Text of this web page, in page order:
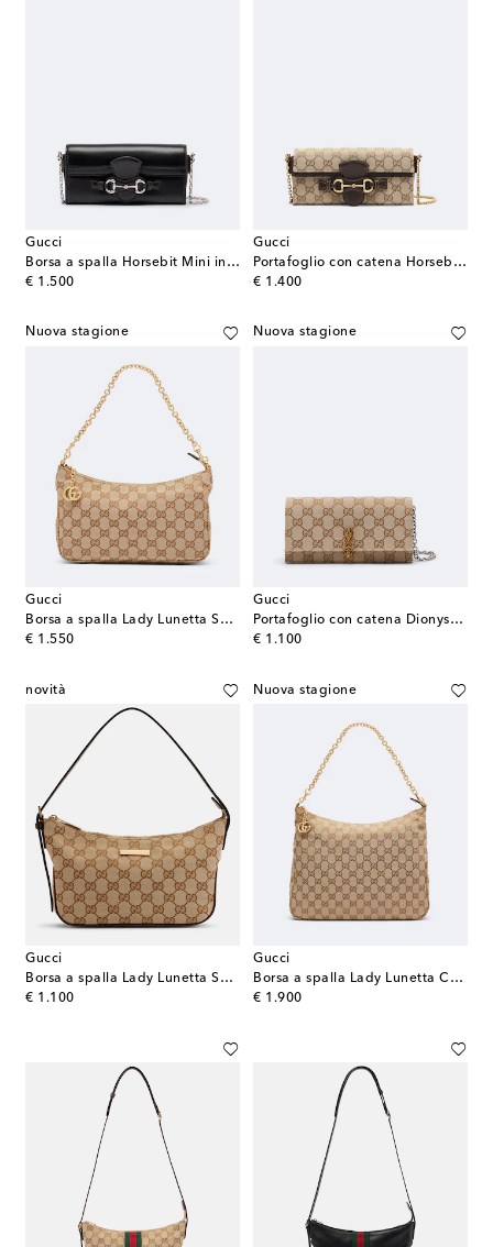
Gucci
Borsa a spalla Horsebit Mini in pelle
€ 1.500
original price
Gucci
Portafoglio con catena Horsebit in canvas GG
€ 1.400
original price
Nuova stagione
Gucci
Borsa a spalla Lady Lunetta Small in canvas GG
€ 1.550
original price
Nuova stagione
Gucci
Portafoglio con catena Dionysus in canvas GG
€ 1.100
original price
novità
Gucci
Borsa a spalla Lady Lunetta Small in canvas GG
€ 1.100
original price
Nuova stagione
Gucci
Borsa a spalla Lady Lunetta Chain Medium
€ 1.900
original price